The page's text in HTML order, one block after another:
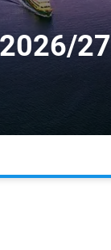
27